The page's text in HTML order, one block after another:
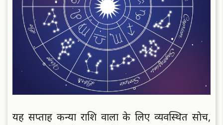
यह सप्ताह कन्या राशि वालाें के लिए व्यवस्थित साेच,